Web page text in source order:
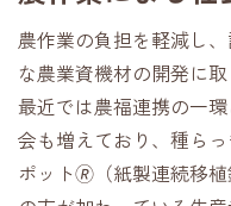
農作業の負担を軽減し
な農業資機材の開発に取
最近では農福連携の一
会も増えており、種ら
ポット🄬（紙製連続移